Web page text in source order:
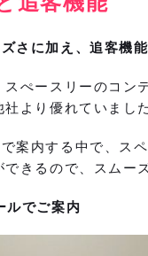
さに加え、追客機
ぺースリーのコン
より優れていました
案内する中で、ス
きるので、スムー
ルでご案内